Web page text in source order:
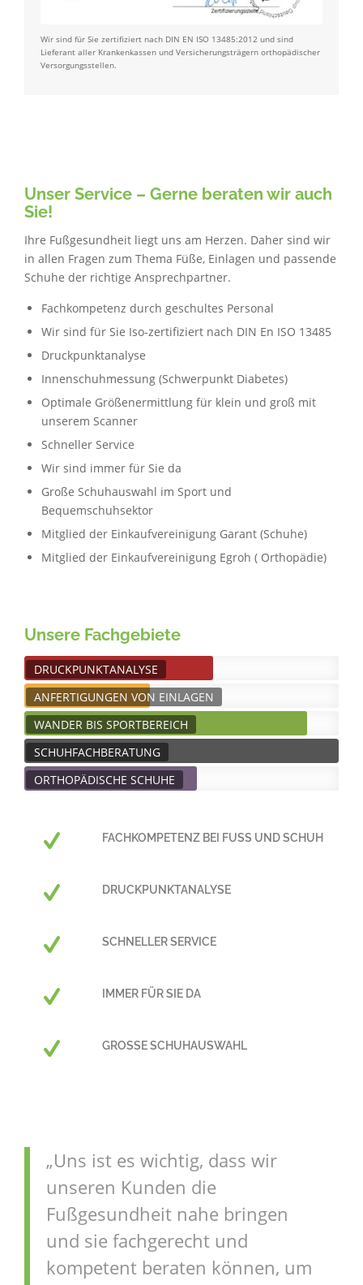
Wir sind für Sie zertifiziert nach DIN EN ISO 13485:2012 und sind
Lieferant aller Krankenkassen und Versicherungsträgern orthopädischer
Versorgungsstellen.
Unser Service – Gerne beraten wir auch
Sie!
Ihre Fußgesundheit liegt uns am Herzen. Daher sind wir
in allen Fragen zum Thema Füße, Einlagen und passende
Schuhe der richtige Ansprechpartner.
Fachkompetenz durch geschultes Personal
Wir sind für Sie Iso-zertifiziert nach DIN En ISO 13485
Druckpunktanalyse
Innenschuhmessung (Schwerpunkt Diabetes)
Optimale Größenermittlung für klein und groß mit
unserem Scanner
Schneller Service
Wir sind immer für Sie da
Große Schuhauswahl im Sport und
Bequemschuhsektor
Mitglied der Einkaufvereinigung Garant (Schuhe)
Mitglied der Einkaufvereinigung Egroh ( Orthopädie)
Unsere Fachgebiete
DRUCKPUNKTANALYSE
ANFERTIGUNGEN VON EINLAGEN
WANDER BIS SPORTBEREICH
SCHUHFACHBERATUNG
ORTHOPÄDISCHE SCHUHE
FACHKOMPETENZ BEI FUSS UND SCHUH
DRUCKPUNKTANALYSE
SCHNELLER SERVICE
IMMER FÜR SIE DA
GROSSE SCHUHAUSWAHL
„Uns ist es wichtig, dass wir
unseren Kunden die
Fußgesundheit nahe bringen
und sie fachgerecht und
kompetent beraten können, um